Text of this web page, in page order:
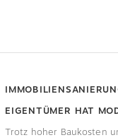
EIGENTÜMER HAT
Trotz hoher Baukosten